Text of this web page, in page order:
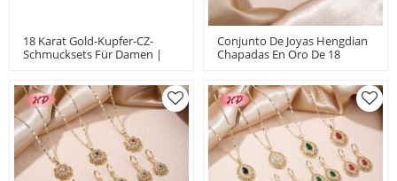
18 Karat Gold-Kupfer-CZ-
Schmucksets Für Damen |
Ohrringe Und Halskette
Conjunto De Joyas Hengdian
Chapadas En Oro De 18
Para Regalar